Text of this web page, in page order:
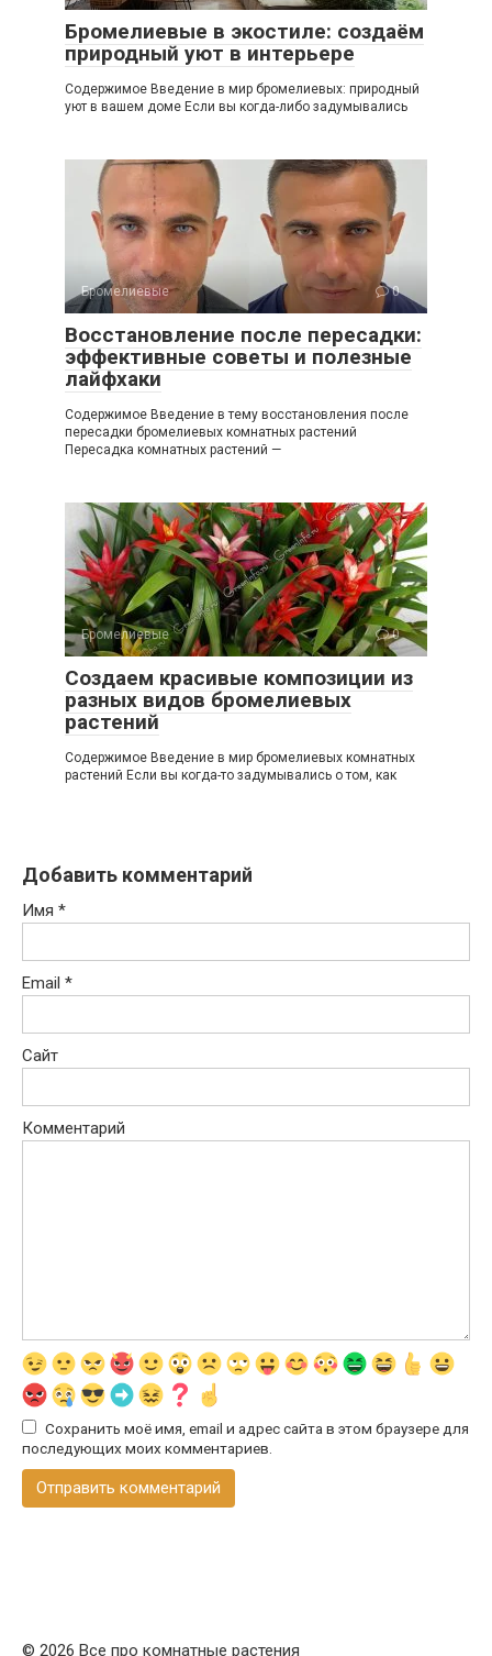
Бромелиевые в экостиле: создаём
природный уют в интерьере
Содержимое Введение в мир бромелиевых: природный
уют в вашем доме Если вы когда-либо задумывались
Бромелиевые 0
Восстановление после пересадки:
эффективные советы и полезные
лайфхаки
Содержимое Введение в тему восстановления после
пересадки бромелиевых комнатных растений
Пересадка комнатных растений —
Бромелиевые 0
Создаем красивые композиции из
разных видов бромелиевых
растений
Содержимое Введение в мир бромелиевых комнатных
растений Если вы когда-то задумывались о том, как
Добавить комментарий
Имя *
Email *
Сайт
Комментарий
Сохранить моё имя, email и адрес сайта в этом браузере для
последующих моих комментариев.
© 2026 Все про комнатные растения